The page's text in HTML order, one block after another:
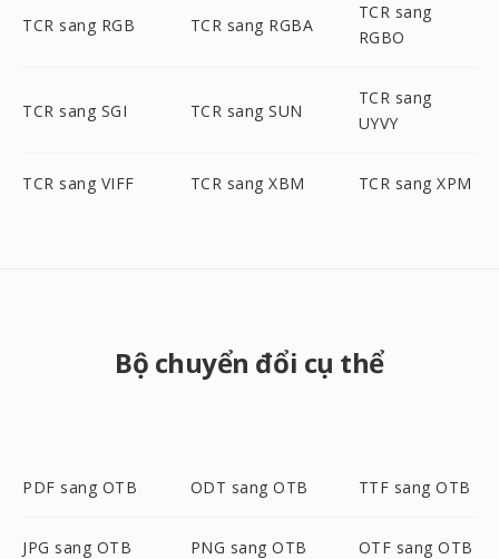
TCR sang RGB TCR sang RGBA
TCR sang
RGBO
TCR sang SGI TCR sang SUN
TCR sang
UYVY
TCR sang VIFF TCR sang XBM TCR sang XPM
Bộ chuyển đổi cụ thể
PDF sang OTB ODT sang OTB TTF sang OTB
JPG sang OTB PNG sang OTB OTF sang OTB